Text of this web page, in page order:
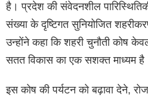
है। प्रदेश की संवेदनशील
संख्या के दृष्टिगत सुनियोजित
उन्होंने कहा कि शहरी चुनौती कोष
सतत विकास का एक सशक्त माध्यम
इस कोष की पर्यटन को बढ़ावा देने,